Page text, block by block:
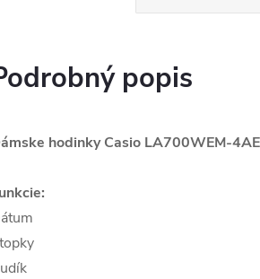
popis
hodinky Casio LA700WEM-